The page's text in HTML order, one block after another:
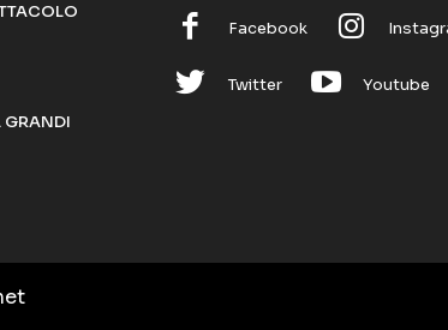
GRANDI
Facebook
Twitter Youtube